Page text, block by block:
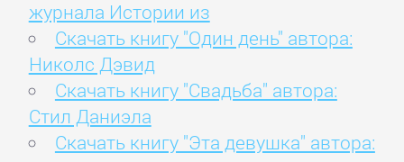
журнала Истории из
Скачать книгу "Один день" автора:
Николс Дэвид
Скачать книгу "Свадьба" автора:
Стил Даниэла
Скачать книгу "Эта девушка" автора: